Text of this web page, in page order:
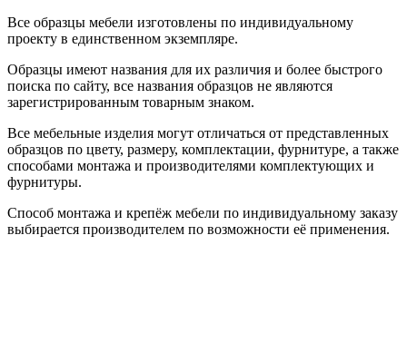
Все образцы мебели изготовлены по индивидуальному
проекту в единственном экземпляре.
Образцы имеют названия для их различия и более быстрого
поиска по сайту, все названия образцов не являются
зарегистрированным товарным знаком.
Все мебельные изделия могут отличаться от представленных
образцов по цвету, размеру, комплектации, фурнитуре, а также
способами монтажа и производителями комплектующих и
фурнитуры.
Способ монтажа и крепёж мебели по индивидуальному заказу
выбирается производителем по возможности её применения.